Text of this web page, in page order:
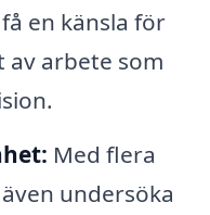
en känsla för
av arbete som
Med flera
undersöka